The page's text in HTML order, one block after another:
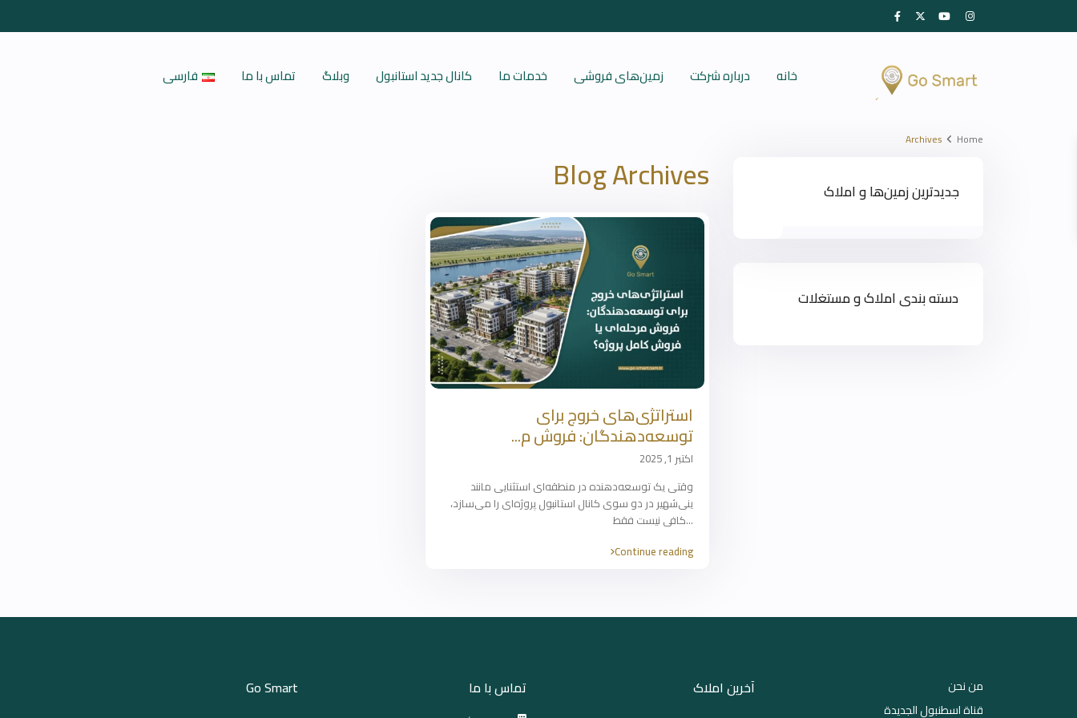
خانه درباره شرکت زمین‌های فروشی خدمات ما کانال جدید استانبول وبلاگ تماس با ما فارسی
Home
Archives
Blog Archives
استراتژی‌های خروج برای
توسعه‌دهندگان: فروش م...
اکتبر 1, 2025
وقتی یک توسعه‌دهنده در منطقه‌ای استثنایی مانند
ینی‌شهیر در دو سوی کانال استانبول پروژه‌ای را می‌سازد،
کافی نیست فقط...
Continue reading
جدیدترین زمین‌ها و املاک
دسته بندی املاک و مستغلات
Go Smart تماس با ما آخرین املاک
من نحن
قناة اسطنبول الجديدة